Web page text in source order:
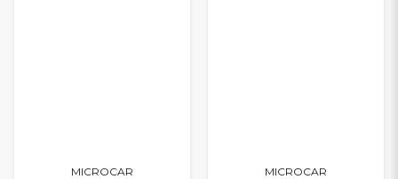
MICROCAR
MICROCAR